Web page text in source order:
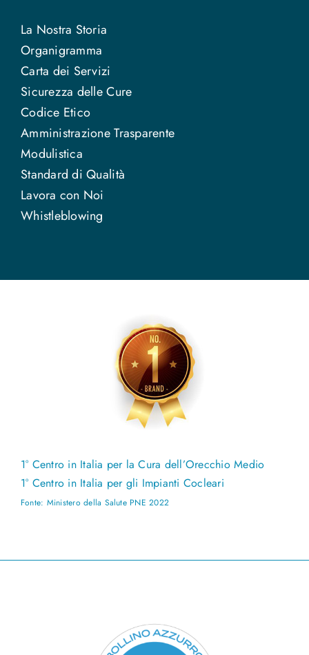
La Nostra Storia
Organigramma
Carta dei Servizi
Sicurezza delle Cure
Codice Etico
Amministrazione Trasparente
Modulistica
Standard di Qualità
Lavora con Noi
Whistleblowing
1° Centro in Italia per la Cura dell’Orecchio Medio
1° Centro in Italia per gli Impianti Cocleari
Fonte: Ministero della Salute PNE 2022